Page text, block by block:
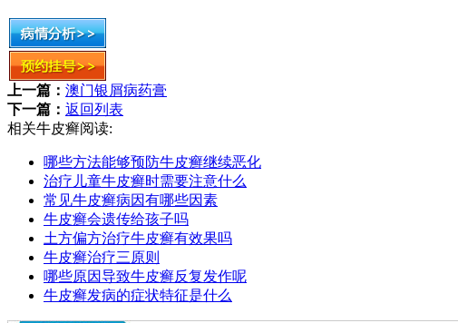
上一篇： 澳门银屑病药膏
下一篇： 返回列表
相关牛皮癣阅读:
哪些方法能够预防牛皮癣继续恶化
治疗儿童牛皮癣时需要注意什么
常见牛皮癣病因有哪些因素
牛皮癣会遗传给孩子吗
土方偏方治疗牛皮癣有效果吗
牛皮癣治疗三原则
哪些原因导致牛皮癣反复发作呢
牛皮癣发病的症状特征是什么